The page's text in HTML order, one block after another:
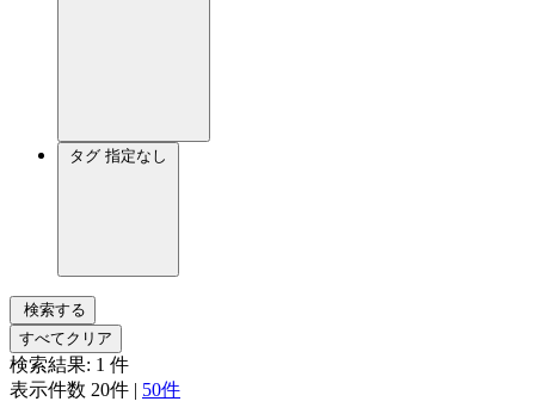
タグ 指定なし
検索する
すべてクリア
検索結果: 1 件
表示件数 20件 | 50件